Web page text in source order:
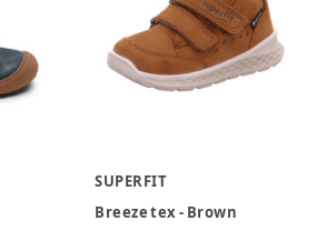
SUPERFIT
Breeze tex - Brown